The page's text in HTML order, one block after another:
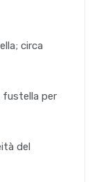
circa
fustella per
del